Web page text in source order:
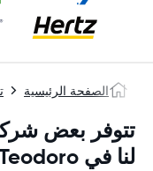
الصفحة الرئيسية
تتوفر بعض
لنا في San Teodoro